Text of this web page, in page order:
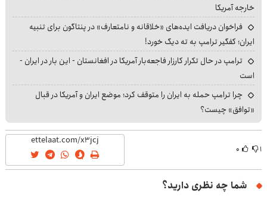
خارجه آمریکا
فراخوان دریافت ایده‌های «خلاقانه و نامتعارف» در پنتاگون برای تنبیه
ایران؛ کفگیر ترامپ به ته دیگ خورد!
ترامپ در حال تکرار کارزار فاجعه‌بار آمریکا در افغانستان - این بار در ایران -
است
چرا ترامپ حمله به ایران را متوقف کرد؛ موضع ایران و آمریکا در قبال
«توافق» چیست؟
های دندان پزشکی با
پک سفید کننده خانگی
روشی به تازگی کشف
شده که میتونی
کمردردت رو "در منزل"
تا 3میلیارد وام سرمایه